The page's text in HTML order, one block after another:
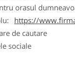
orasul
https://
de cautare
sociale